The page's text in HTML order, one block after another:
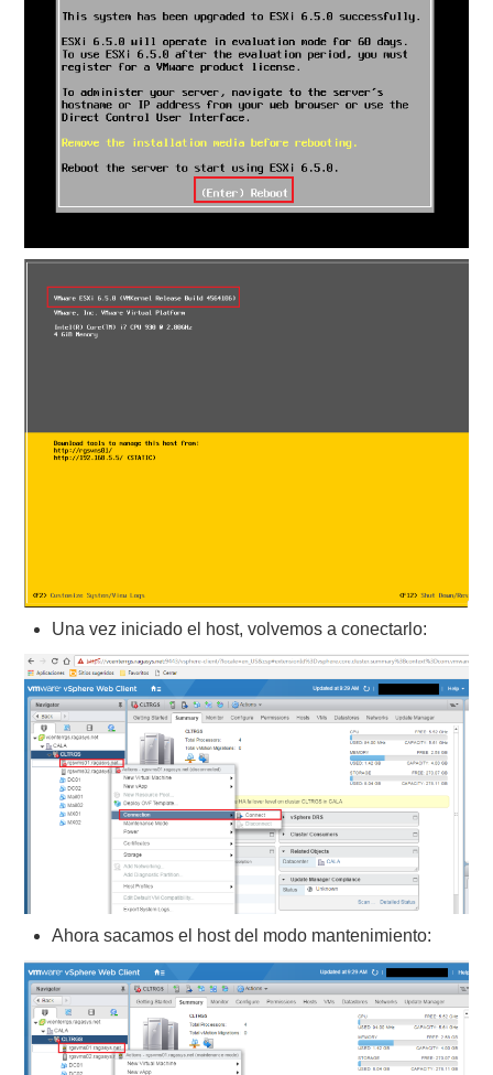
Una vez iniciado el host, volvemos a conectarlo:
Ahora sacamos el host del modo mantenimiento: